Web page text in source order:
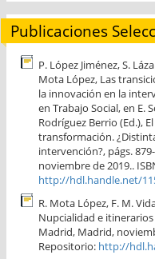
Publicaciones
P. López Jiménez, S.
Mota López, Las
la innovación en la
en Trabajo Social, en E.
Rodríguez Berrio (Ed.),
transformación.
intervención?, págs.
noviembre de 2019..
http://hdl.handle.net/
R. Mota López, F. M.
Nupcialidad e
Madrid, Madrid,
Repositorio: http://